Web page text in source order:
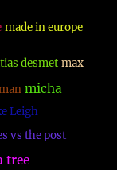
made in europe
desmet max
micha
Leigh
vs the post
tree